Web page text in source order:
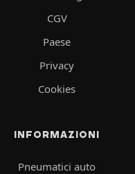
CGV
Paese
Privacy
Cookies
INFORMAZIONI
Pneumatici auto